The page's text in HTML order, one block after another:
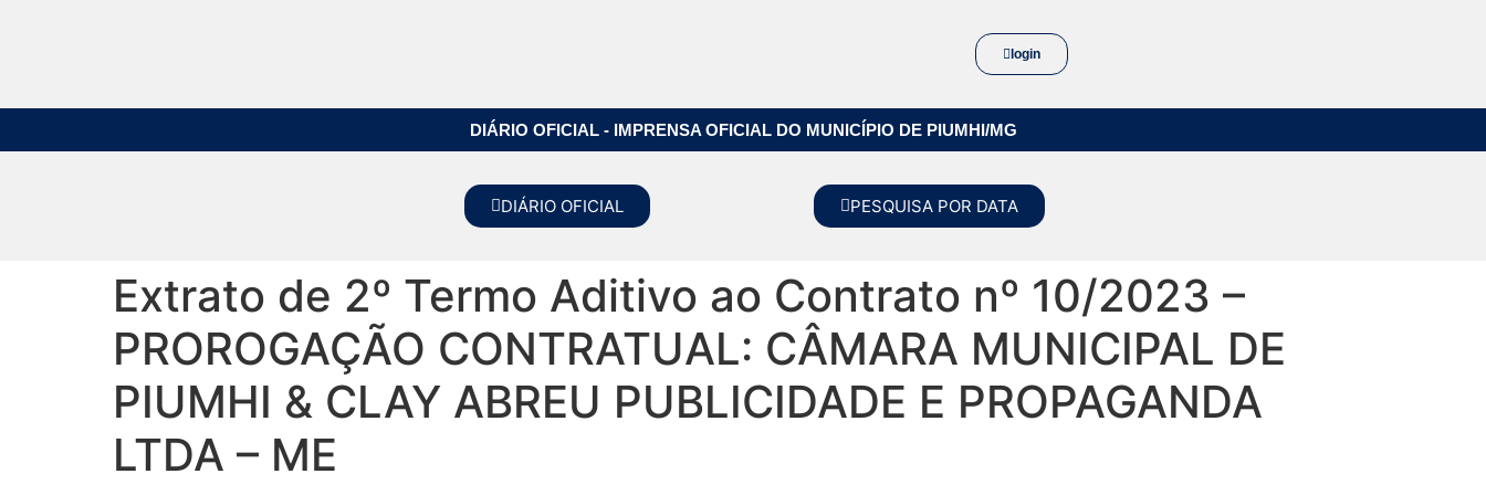
login
DIÁRIO OFICIAL - IMPRENSA OFICIAL DO MUNICÍPIO DE PIUMHI/MG
DIÁRIO OFICIAL PESQUISA POR DATA
Extrato de 2º Termo Aditivo ao Contrato nº 10/2023 –
PROROGAÇÃO CONTRATUAL: CÂMARA MUNICIPAL DE
PIUMHI & CLAY ABREU PUBLICIDADE E PROPAGANDA
LTDA – ME